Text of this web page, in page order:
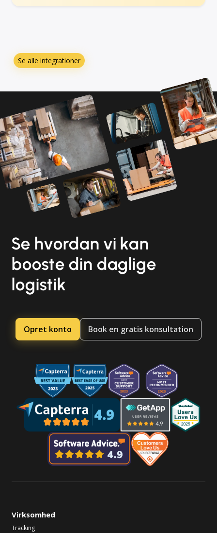
Se alle integrationer
Se hvordan vi kan
booste din daglige
logistik
Opret konto Book en gratis konsultation
Virksomhed
Tracking